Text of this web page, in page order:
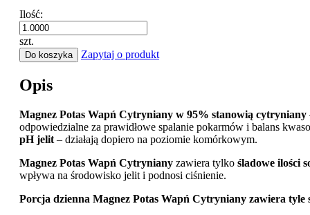
Ilość:
szt.
Do koszyka Zapytaj o produkt
Opis
Magnez Potas Wapń Cytryniany w 95% stanowią cytryniany
odpowiedzialne za prawidłowe spalanie pokarmów i balans
pH jelit – działają dopiero na poziomie komórkowym.
Magnez Potas Wapń Cytryniany zawiera tylko śladowe ilości
wpływa na środowisko jelit i podnosi ciśnienie.
Porcja dzienna Magnez Potas Wapń Cytryniany zawiera tyle